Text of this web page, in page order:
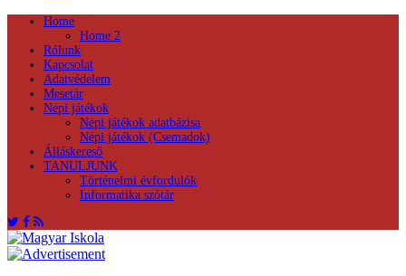
Home
Home 2
Rólunk
Kapcsolat
Adatvédelem
Mesetár
Népi játékok
Népi játékok adatbázisa
Népi játékok (Csemadok)
Álláskereső
TANULJUNK
Történelmi évfordulók
Informatika szótár